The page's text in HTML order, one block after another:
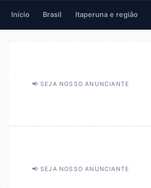
Início Brasil Itaperuna e região
📢 SEJA NOSSO ANUNCIANTE
📢 SEJA NOSSO ANUNCIANTE